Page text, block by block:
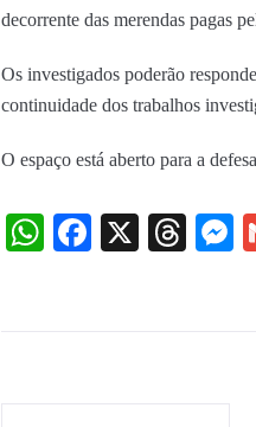
decorrente das merendas pagas
Os investigados poderão
continuidade dos trabalhos
O espaço está aberto para a
WhatsApp
Facebook
X